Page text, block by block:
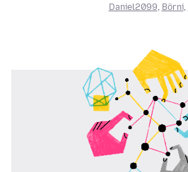
Daniel2099 Börni,